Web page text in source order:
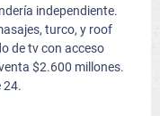
independiente.
turco, y roof
de tv con acceso
$2.600 millones.
24.